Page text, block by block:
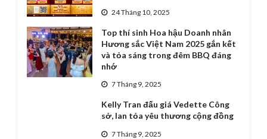
24 Tháng 10, 2025
Top thí sinh Hoa hậu Doanh nhân
Hương sắc Việt Nam 2025 gắn kết
và tỏa sáng trong đêm BBQ đáng
nhớ
7 Tháng 9, 2025
Kelly Tran đấu giá Vedette Công
sở, lan tỏa yêu thương cộng đồng
7 Tháng 9, 2025